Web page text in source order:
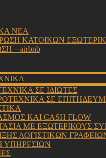
ΝΕΑ
ΚΑΤΟΙΚΩΝ
– airbnb
ΣΕ ΙΔΙΩΤΕΣ
ΣΕ
ΚΑΙ CASH FLOW
ΜΕ ΕΞΩΤΕΡΙΚΟΥΣ
ΛΟΓΙΣΤΙΚΩΝ
ΥΠΗΡΕΣΙΩΝ